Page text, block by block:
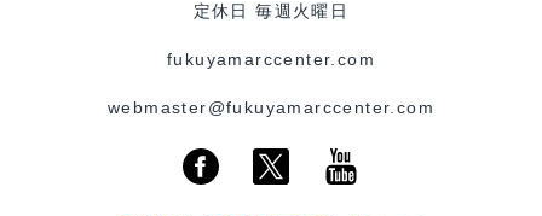
定休日 毎週火曜日
fukuyamarccenter.com
webmaster@fukuyamarccenter.com